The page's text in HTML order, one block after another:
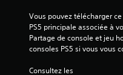
Vous pouvez télécharger
PS5 principale associée à
Partage de console et jeu
consoles PS5 si vous vous
Consultez les